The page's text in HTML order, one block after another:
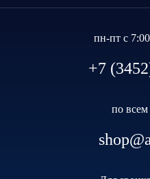
пн-пт с
+7
по